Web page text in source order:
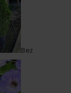
Bez